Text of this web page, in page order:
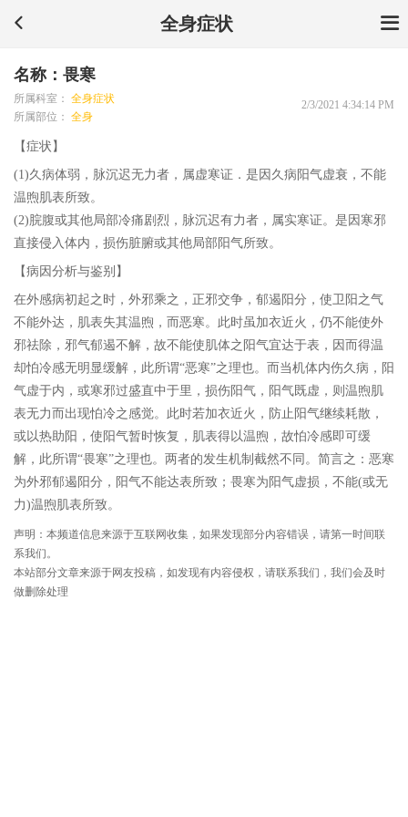
全身症状
名称：畏寒
所属科室： 全身症状
所属部位： 全身
2/3/2021 4:34:14 PM
【症状】
(1)久病体弱，脉沉迟无力者，属虚寒证．是因久病阳气虚衰，不能
温煦肌表所致。
(2)脘腹或其他局部冷痛剧烈，脉沉迟有力者，属实寒证。是因寒邪
直接侵入体内，损伤脏腑或其他局部阳气所致。
【病因分析与鉴别】
在外感病初起之时，外邪乘之，正邪交争，郁遏阳分，使卫阳之气
不能外达，肌表失其温煦，而恶寒。此时虽加衣近火，仍不能使外
邪祛除，邪气郁遏不解，故不能使肌体之阳气宜达于表，因而得温
却怕冷感无明显缓解，此所谓“恶寒”之理也。而当机体内伤久病，阳
气虚于内，或寒邪过盛直中于里，损伤阳气，阳气既虚，则温煦肌
表无力而出现怕冷之感觉。此时若加衣近火，防止阳气继续耗散，
或以热助阳，使阳气暂时恢复，肌表得以温煦，故怕冷感即可缓
解，此所谓“畏寒”之理也。两者的发生机制截然不同。简言之：恶寒
为外邪郁遏阳分，阳气不能达表所致；畏寒为阳气虚损，不能(或无
力)温煦肌表所致。
声明：本频道信息来源于互联网收集，如果发现部分内容错误，请第一时间联
系我们。
本站部分文章来源于网友投稿，如发现有内容侵权，请联系我们，我们会及时
做删除处理